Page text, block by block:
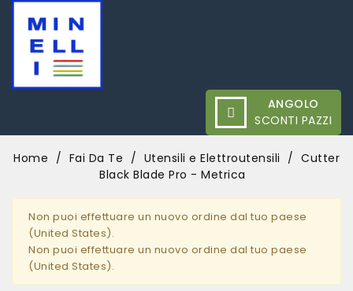
ANGOLO
SCONTI PAZZI
Home Fai Da Te Utensili e Elettroutensili
Cutter
Black Blade Pro - Metrica
Non puoi effettuare un nuovo ordine dal tuo paese
(United States).
Non puoi effettuare un nuovo ordine dal tuo paese
(United States).